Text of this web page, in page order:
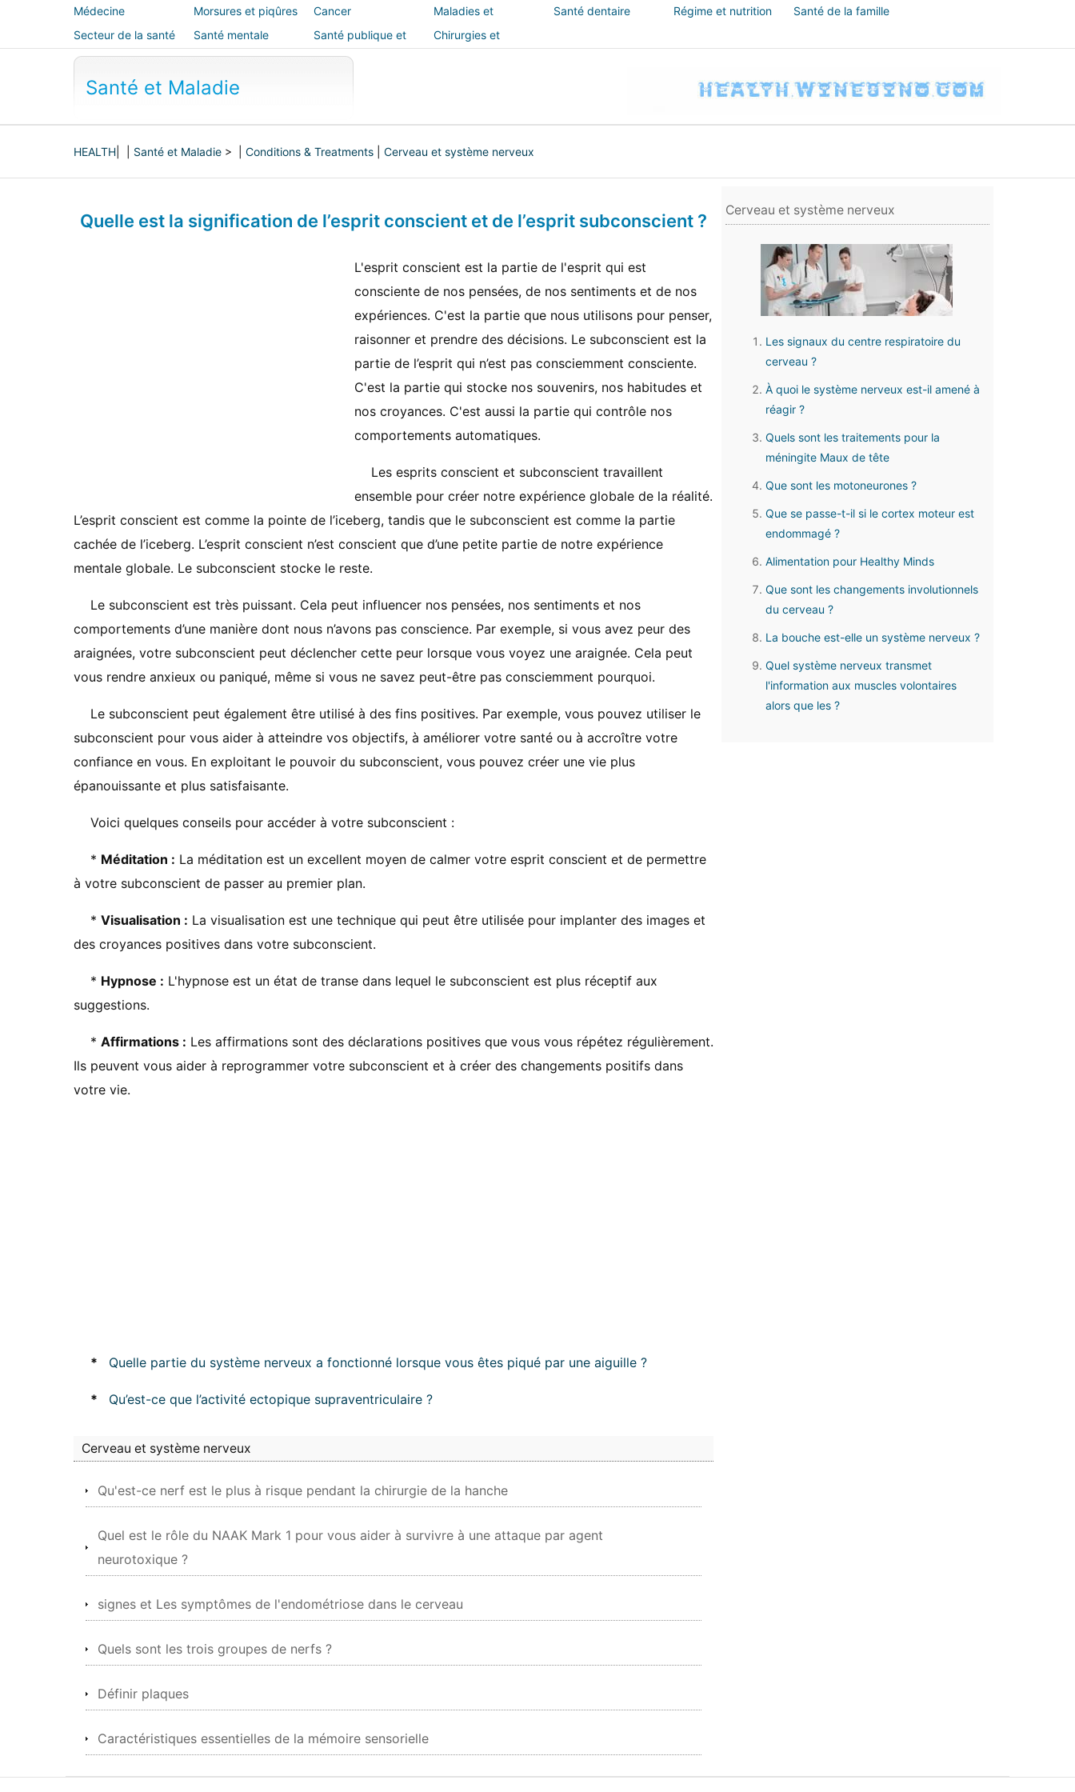
Médecine
alternative
Morsures et piqûres Cancer
Maladies et
traitements
Santé dentaire Régime et nutrition
Santé de la famille
Secteur de la santé
Santé mentale
Santé publique et
sécurité
Chirurgies et
Santé et Maladie
HEALTH Santé et Maladie > | Conditions & Treatments Cerveau et système nerveux
Quelle est la signification de l’esprit conscient et de l’esprit subconscient ?
L'esprit conscient est la partie de l'esprit qui est
consciente de nos pensées, de nos sentiments et de nos
expériences. C'est la partie que nous utilisons pour penser,
raisonner et prendre des décisions. Le subconscient est la
partie de l’esprit qui n’est pas consciemment consciente.
C'est la partie qui stocke nos souvenirs, nos habitudes et
nos croyances. C'est aussi la partie qui contrôle nos
comportements automatiques.
Les esprits conscient et subconscient travaillent
ensemble pour créer notre expérience globale de la réalité.
L’esprit conscient est comme la pointe de l’iceberg, tandis que le subconscient est comme la partie
cachée de l’iceberg. L’esprit conscient n’est conscient que d’une petite partie de notre expérience
mentale globale. Le subconscient stocke le reste.
Le subconscient est très puissant. Cela peut influencer nos pensées, nos sentiments et nos
comportements d’une manière dont nous n’avons pas conscience. Par exemple, si vous avez peur des
araignées, votre subconscient peut déclencher cette peur lorsque vous voyez une araignée. Cela peut
vous rendre anxieux ou paniqué, même si vous ne savez peut-être pas consciemment pourquoi.
Le subconscient peut également être utilisé à des fins positives. Par exemple, vous pouvez utiliser le
subconscient pour vous aider à atteindre vos objectifs, à améliorer votre santé ou à accroître votre
confiance en vous. En exploitant le pouvoir du subconscient, vous pouvez créer une vie plus
épanouissante et plus satisfaisante.
Voici quelques conseils pour accéder à votre subconscient :
* Méditation : La méditation est un excellent moyen de calmer votre esprit conscient et de permettre
à votre subconscient de passer au premier plan.
* Visualisation : La visualisation est une technique qui peut être utilisée pour implanter des images et
des croyances positives dans votre subconscient.
* Hypnose : L'hypnose est un état de transe dans lequel le subconscient est plus réceptif aux
suggestions.
* Affirmations : Les affirmations sont des déclarations positives que vous vous répétez régulièrement.
Ils peuvent vous aider à reprogrammer votre subconscient et à créer des changements positifs dans
votre vie.
* Quelle partie du système nerveux a fonctionné lorsque vous êtes piqué par une aiguille ?
* Qu’est-ce que l’activité ectopique supraventriculaire ?
Cerveau et système nerveux
Qu'est-ce nerf est le plus à risque pendant la chirurgie de la hanche
Quel est le rôle du NAAK Mark 1 pour vous aider à survivre à une attaque par agent
neurotoxique ?
signes et Les symptômes de l'endométriose dans le cerveau
Quels sont les trois groupes de nerfs ?
Définir plaques
Caractéristiques essentielles de la mémoire sensorielle
Cerveau et système nerveux
Les signaux du centre respiratoire du
cerveau ?
À quoi le système nerveux est-il amené à
réagir ?
Quels sont les traitements pour la
méningite Maux de tête
Que sont les motoneurones ?
Que se passe-t-il si le cortex moteur est
endommagé ?
Alimentation pour Healthy Minds
Que sont les changements involutionnels
du cerveau ?
La bouche est-elle un système nerveux ?
Quel système nerveux transmet
l'information aux muscles volontaires
alors que les ?